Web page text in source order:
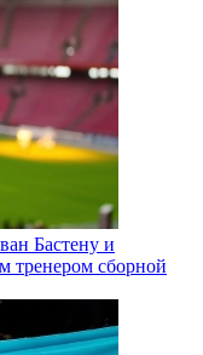
Бастену и
тренером сборной